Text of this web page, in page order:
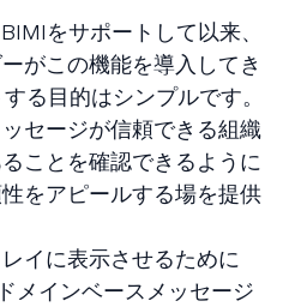
をサポートして以来、
がこの機能を導入してき
る目的はシンプルです。
セージが信頼できる組織
ことを確認できるように
をアピールする場を提供
イに表示させるために
メインベースメッセージ